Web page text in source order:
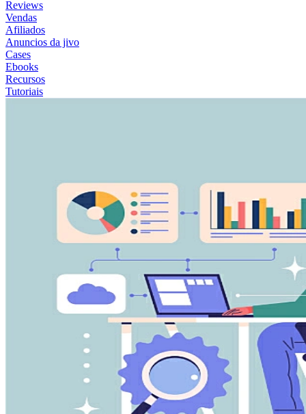
Reviews
Vendas
Afiliados
Anuncios da jivo
Cases
Ebooks
Recursos
Tutoriais